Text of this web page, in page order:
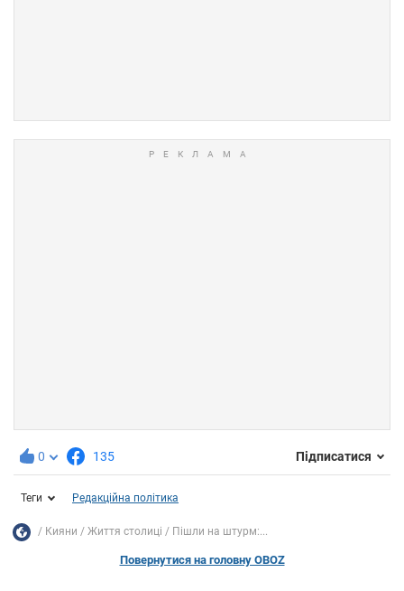
0 135 Підписатися
Теги Редакційна політика
Кияни Життя столиці Пішли на штурм:...
Повернутися на головну OBOZ